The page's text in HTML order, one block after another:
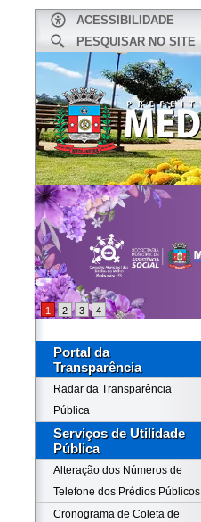
ACESSIBILIDADE
PESQUISAR NO SITE
1 2 3 4
Portal da
Transparência
Radar da Transparência
Pública
Serviços de Utilidade
Pública
Alteração dos Números de
Telefone dos Prédios Públicos
Cronograma de Coleta de